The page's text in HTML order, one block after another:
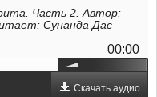
Часть 2. Автор:
Сунанда Дас
00:00
Скачать аудио